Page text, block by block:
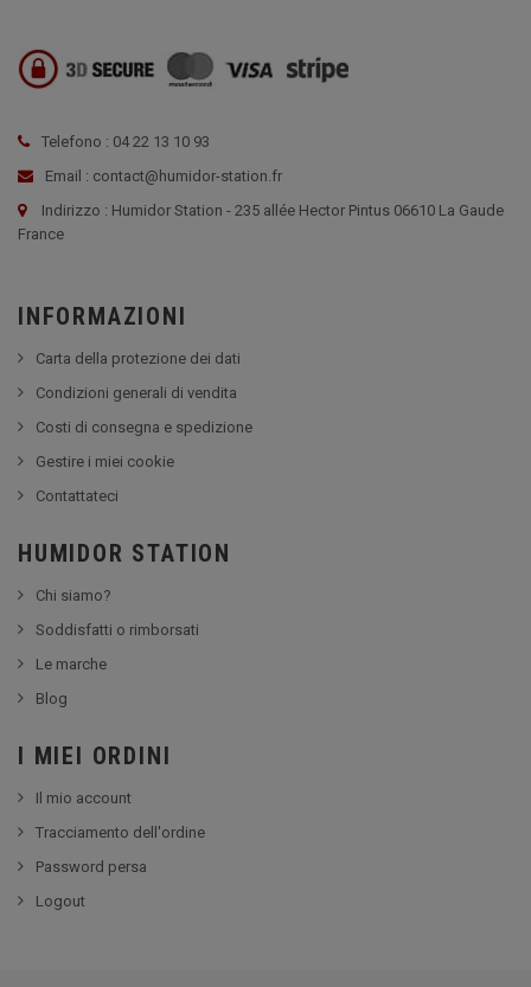
Telefono : 04 22 13 10 93
Email : contact@humidor-station.fr
Indirizzo : Humidor Station - 235 allée Hector Pintus 06610 La Gaude
France
INFORMAZIONI
Carta della protezione dei dati
Condizioni generali di vendita
Costi di consegna e spedizione
Gestire i miei cookie
Contattateci
HUMIDOR STATION
Chi siamo?
Soddisfatti o rimborsati
Le marche
Blog
I MIEI ORDINI
Il mio account
Tracciamento dell'ordine
Password persa
Logout